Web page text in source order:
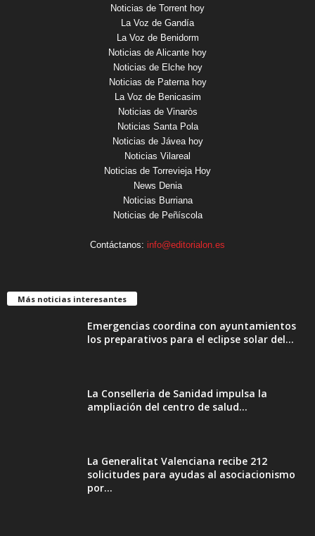
Noticias de Torrent hoy
La Voz de Gandía
La Voz de Benidorm
Noticias de Alicante hoy
Noticias de Elche hoy
Noticias de Paterna hoy
La Voz de Benicasim
Noticias de Vinaròs
Noticias Santa Pola
Noticias de Jávea hoy
Noticias Vilareal
Noticias de Torrevieja Hoy
News Denia
Noticias Burriana
Noticias de Peñíscola
Contáctanos: info@editorialon.es
Más noticias interesantes
Emergencias coordina con ayuntamientos
los preparativos para el eclipse solar del...
La Conselleria de Sanidad impulsa la
ampliación del centro de salud...
La Generalitat Valenciana recibe 212
solicitudes para ayudas al asociacionismo
por...